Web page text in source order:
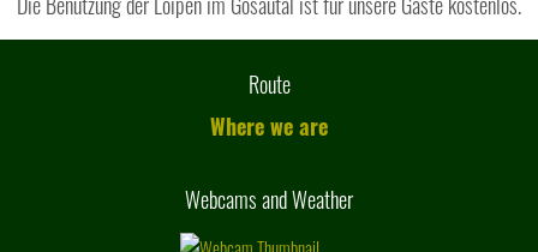
Route
Where we are
Webcams and Weather